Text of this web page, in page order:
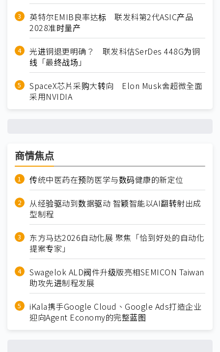
英特尔EMIB良率达标 联发科第2代ASIC产品
2028准时量产
光进铜退更明确？ 联发科估SerDes 448G为铜
线「最终战场」
SpaceX芯片采购大转向 Elon Musk舍超微全面
采用NVIDIA
商情焦点
传统中医药在预防医学与数码健康的新定位
从经验驱动到数据驱动 智颖智能以AI翻转射出成
型制程
东方马达2026自动化展 聚焦「恰到好处的自动化
提案专家」
Swagelok ALD阀件升级版亮相SEMICON Taiwan
助攻先进制程发展
iKala携手Google Cloud、Google Ads打造企业
迎向Agent Economy的完整蓝图